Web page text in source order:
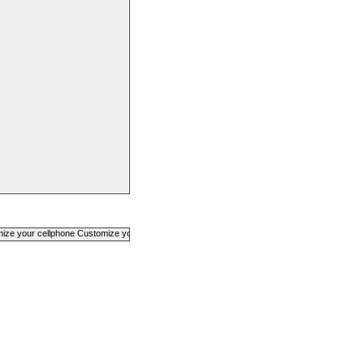
your cellphone Customize your cellphone Customize your cellphone Customize your